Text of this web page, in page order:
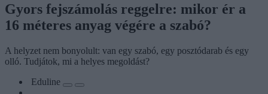
Gyors fejszámolás reggelre: mikor ér a
16 méteres anyag végére a szabó?
A helyzet nem bonyolult: van egy szabó, egy posztódarab és egy
olló. Tudjátok, mi a helyes megoldást?
Eduline